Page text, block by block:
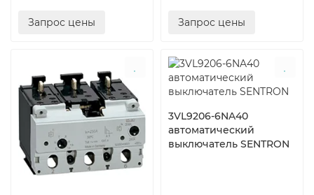
Запрос цены Запрос цены
3VL9206-6NA40
автоматический
выключатель SENTRON